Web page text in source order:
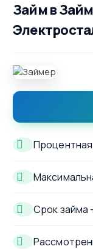
Займ в
Процентная
Срок займа -